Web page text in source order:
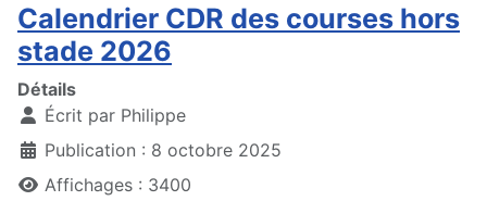
Calendrier CDR des courses hors
stade 2026
Détails
Écrit par Philippe
Publication : 8 octobre 2025
Affichages : 3400